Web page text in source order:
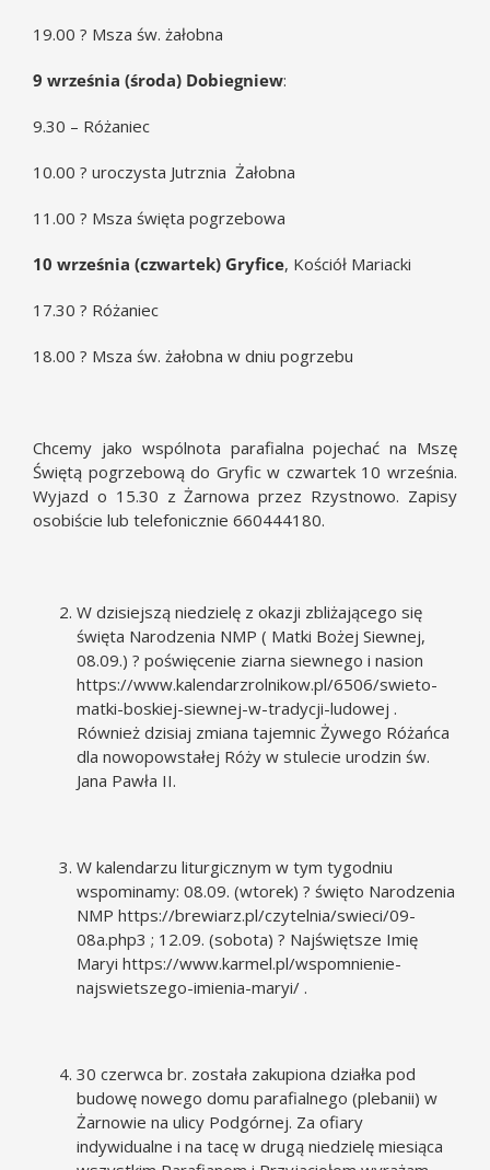
19.00 ? Msza św. żałobna
9 września (środa) Dobiegniew:
9.30 – Różaniec
10.00 ? uroczysta Jutrznia Żałobna
11.00 ? Msza święta pogrzebowa
10 września (czwartek) Gryfice, Kościół Mariacki
17.30 ? Różaniec
18.00 ? Msza św. żałobna w dniu pogrzebu
Chcemy jako wspólnota parafialna pojechać na Mszę
Świętą pogrzebową do Gryfic w czwartek 10 września.
Wyjazd o 15.30 z Żarnowa przez Rzystnowo. Zapisy
osobiście lub telefonicznie 660444180.
W dzisiejszą niedzielę z okazji zbliżającego się
święta Narodzenia NMP ( Matki Bożej Siewnej,
08.09.) ? poświęcenie ziarna siewnego i nasion
https://www.kalendarzrolnikow.pl/6506/swieto-
matki-boskiej-siewnej-w-tradycji-ludowej .
Również dzisiaj zmiana tajemnic Żywego Różańca
dla nowopowstałej Róży w stulecie urodzin św.
Jana Pawła II.
W kalendarzu liturgicznym w tym tygodniu
wspominamy: 08.09. (wtorek) ? święto Narodzenia
NMP https://brewiarz.pl/czytelnia/swieci/09-
08a.php3 ; 12.09. (sobota) ? Najświętsze Imię
Maryi https://www.karmel.pl/wspomnienie-
najswietszego-imienia-maryi/ .
30 czerwca br. została zakupiona działka pod
budowę nowego domu parafialnego (plebanii) w
Żarnowie na ulicy Podgórnej. Za ofiary
indywidualne i na tacę w drugą niedzielę miesiąca